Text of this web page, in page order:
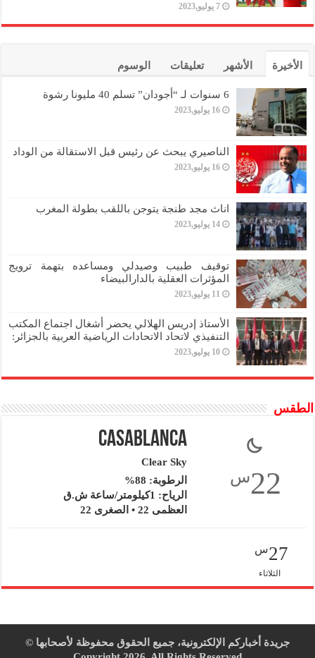
7 يوليو,2023
الأخيرة الأشهر تعليقات الوسوم
6 سنوات لـ “أجودان” تسلم 40 مليونا رشوة
16 يوليو,2023
الناصيري يبحث عن رئيس قبل الاستقالة من الوداد
16 يوليو,2023
اناث مجد طنجة يتوجن باللقب بطولة المغرب
14 يوليو,2023
توقيف طبيب وصيدلي ومساعده بتهمة ترويج
المؤثرات العقلية بالدارالبيضاء
11 يوليو,2023
الأستاذ إدريس الهلالي يحضر أشغال اجتماع المكتب
التنفيذي لاتحاد الاتحادات الرياضية العربية بالجزائر:
10 يوليو,2023
الطقس
22س
Casablanca
Clear Sky
الرطوبة: 88%
الرياح: 1كيلومتر/ساعة ش.ق
العظمى 22 • الصغرى 22
27س
الثلاثاء
جريدة أخباركم الإلكترونية، جميع الحقوق محفوظة لأصحابها ©